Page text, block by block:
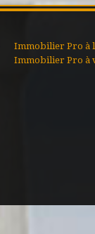
Immobilier Pro à
Immobilier Pro à